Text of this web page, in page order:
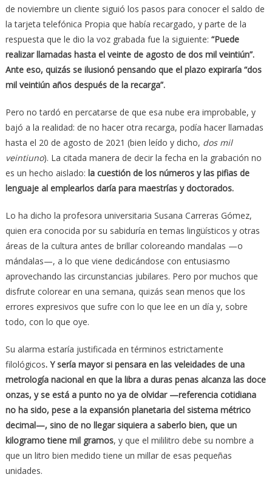
de noviembre un cliente siguió los pasos para conocer el saldo de
la tarjeta telefónica Propia que había recargado, y parte de la
respuesta que le dio la voz grabada fue la siguiente: “Puede
realizar llamadas hasta el veinte de agosto de dos mil veintiún”.
Ante eso, quizás se ilusionó pensando que el plazo expiraría “dos
mil veintiún años después de la recarga”.
Pero no tardó en percatarse de que esa nube era improbable, y
bajó a la realidad: de no hacer otra recarga, podía hacer llamadas
hasta el 20 de agosto de 2021 (bien leído y dicho, dos mil
veintiuno). La citada manera de decir la fecha en la grabación no
es un hecho aislado: la cuestión de los números y las pifias de
lenguaje al emplearlos daría para maestrías y doctorados.
Lo ha dicho la profesora universitaria Susana Carreras Gómez,
quien era conocida por su sabiduría en temas lingüísticos y otras
áreas de la cultura antes de brillar coloreando mandalas —o
mándalas—, a lo que viene dedicándose con entusiasmo
aprovechando las circunstancias jubilares. Pero por muchos que
disfrute colorear en una semana, quizás sean menos que los
errores expresivos que sufre con lo que lee en un día y, sobre
todo, con lo que oye.
Su alarma estaría justificada en términos estrictamente
filológicos. Y sería mayor si pensara en las veleidades de una
metrología nacional en que la libra a duras penas alcanza las doce
onzas, y se está a punto no ya de olvidar —referencia cotidiana
no ha sido, pese a la expansión planetaria del sistema métrico
decimal—, sino de no llegar siquiera a saberlo bien, que un
kilogramo tiene mil gramos, y que el mililitro debe su nombre a
que un litro bien medido tiene un millar de esas pequeñas
unidades.